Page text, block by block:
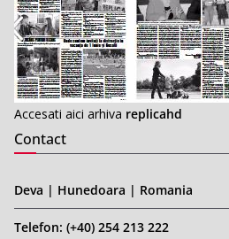
Accesati aici arhiva replicahd
Contact
Deva | Hunedoara | Romania
Telefon: (+40) 254 213 222